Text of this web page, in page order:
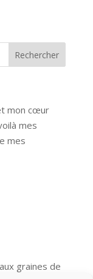
mon cœur
mes
mes
graines de